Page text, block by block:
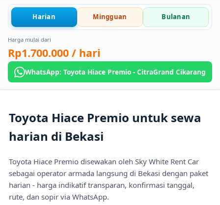
Harian Mingguan Bulanan
Harga mulai dari
Rp1.700.000 / hari
WhatsApp: Toyota Hiace Premio - CitraGrand Cikarang
Toyota Hiace Premio untuk sewa
harian di Bekasi
Toyota Hiace Premio disewakan oleh Sky White Rent Car
sebagai operator armada langsung di Bekasi dengan paket
harian - harga indikatif transparan, konfirmasi tanggal,
rute, dan sopir via WhatsApp.